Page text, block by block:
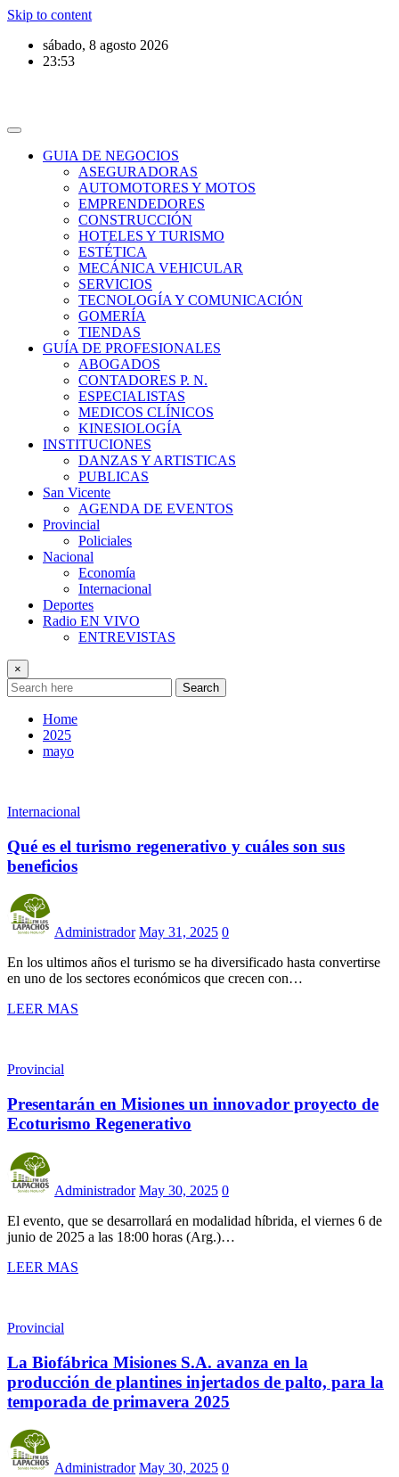
Skip to content
sábado, 8 agosto 2026
23:53
GUIA DE NEGOCIOS
ASEGURADORAS
AUTOMOTORES Y MOTOS
EMPRENDEDORES
CONSTRUCCIÓN
HOTELES Y TURISMO
ESTÉTICA
MECÁNICA VEHICULAR
SERVICIOS
TECNOLOGÍA Y COMUNICACIÓN
GOMERÍA
TIENDAS
GUÍA DE PROFESIONALES
ABOGADOS
CONTADORES P. N.
ESPECIALISTAS
MEDICOS CLÍNICOS
KINESIOLOGÍA
INSTITUCIONES
DANZAS Y ARTISTICAS
PUBLICAS
San Vicente
AGENDA DE EVENTOS
Provincial
Policiales
Nacional
Economía
Internacional
Deportes
Radio EN VIVO
ENTREVISTAS
×
Search
Home
2025
mayo
Internacional
Qué es el turismo regenerativo y cuáles son sus
beneficios
Administrador May 31, 2025 0
En los ultimos años el turismo se ha diversificado hasta convertirse
en uno de los sectores económicos que crecen con…
LEER MAS
Provincial
Presentarán en Misiones un innovador proyecto de
Ecoturismo Regenerativo
Administrador May 30, 2025 0
El evento, que se desarrollará en modalidad híbrida, el viernes 6 de
junio de 2025 a las 18:00 horas (Arg.)…
LEER MAS
Provincial
La Biofábrica Misiones S.A. avanza en la
producción de plantines injertados de palto, para la
temporada de primavera 2025
Administrador May 30, 2025 0